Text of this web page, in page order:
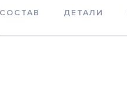
СОСТАВ ДЕТАЛИ